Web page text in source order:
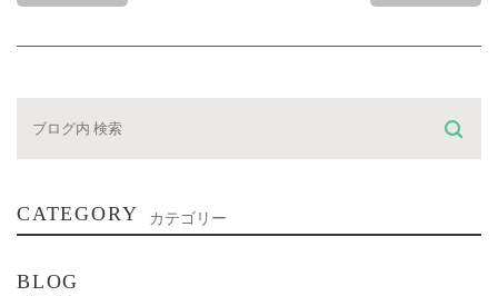
CATEGORY カテゴリー
BLOG